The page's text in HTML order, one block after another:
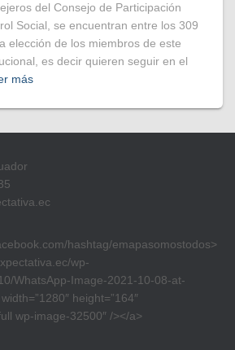
del Consejo de Participación
Social, se encuentran entre los 309
elección de los miembros de este
es decir quieren seguir en el
más
hashtag/emapasomostodos>
wp-
WhatsApp-Image-2021-10-08-at-
height=”164″
wp-image-32500″ /></a>